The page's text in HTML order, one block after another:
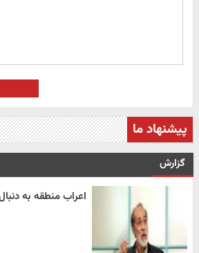
پیشنهاد ما
گزارش
اعراب منطقه به